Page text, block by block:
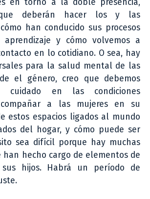
en torno a la doble presencia,
deberán hacer los y las
han conducido sus procesos
aprendizaje y cómo volvemos a
en lo cotidiano. O sea, hay
para la salud mental de las
el género, creo que debemos
cuidado en las condiciones
a las mujeres en su
estos espacios ligados al mundo
del hogar, y cómo puede ser
sea difícil porque hay muchas
han hecho cargo de elementos de
sus hijos. Habrá un período de